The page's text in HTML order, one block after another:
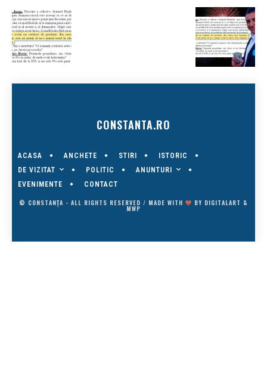
CONSTANTA.RO
ACASA ANCHETE STIRI
ISTORIC
DE VIZITAT
POLITIC
ANUNTURI
EVENIMENTE
CONTACT
© CONSTANȚA - ALL RIGHTS RESERVED / MADE WITH BY DIGITALART &
MWP